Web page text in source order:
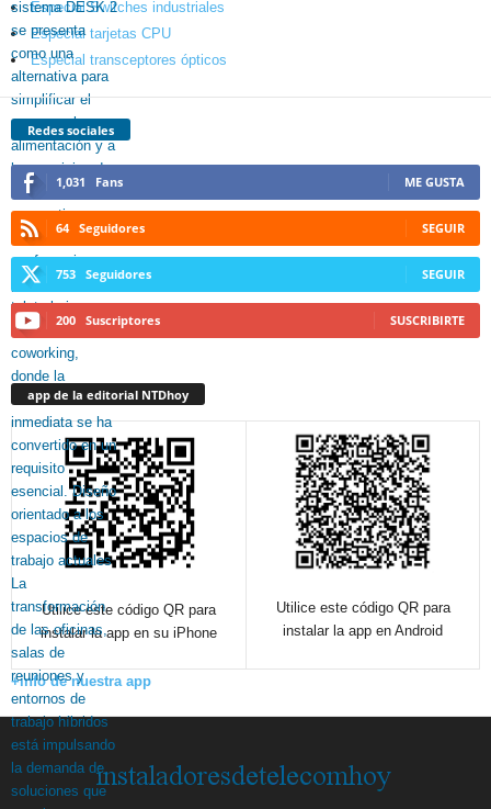
Especial Switches industriales
Especial tarjetas CPU
Especial transceptores ópticos
Redes sociales
1,031 Fans ME GUSTA
64 Seguidores SEGUIR
753 Seguidores SEGUIR
200 Suscriptores SUSCRIBIRTE
app de la editorial NTDhoy
Utilice este código QR para
instalar la app en su iPhone
Utilice este código QR para
instalar la app en Android
+info de nuestra app